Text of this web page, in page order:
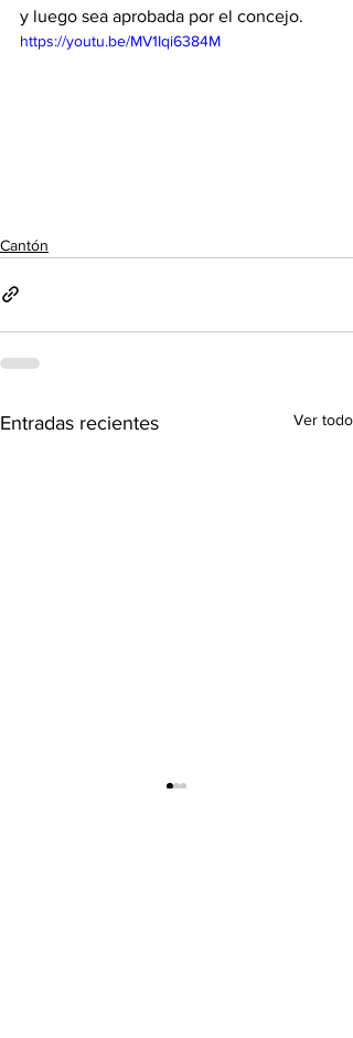
y luego sea aprobada por el concejo.
https://youtu.be/MV1Iqi6384M
Cantón
Entradas recientes Ver todo